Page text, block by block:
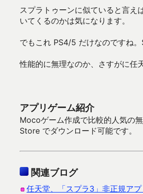
スプラトゥーンに似ていると言え
いてくるのかは気になります。
でもこれ PS4/5 だけなのですね
性能的に無理なのか、さすがに任
アプリゲーム紹介
Mocoゲーム作成で比較的人気の
Store でダウンロード可能です。
関連ブログ
任天堂、「スプラ3」非正規ア